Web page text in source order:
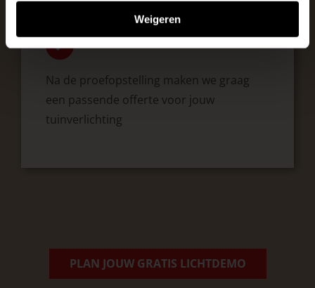
Weigeren
Na de proefopstelling maken we graag
een passende offerte voor jouw
tuinverlichting
PLAN JOUW GRATIS LICHTDEMO